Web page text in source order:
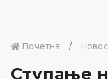
Почетна
Ступање